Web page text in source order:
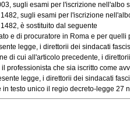
sugli esami per l'iscrizione nell'albo
sugli esami per l'iscrizione
è sostituito dal seguente
e di procuratore in Roma e per quelli
legge, i direttorii dei sindacati
cui all'articolo precedente, i
che sia iscritto come
legge, i direttorii dei sindacati
testo unico il regio decreto-legge 27